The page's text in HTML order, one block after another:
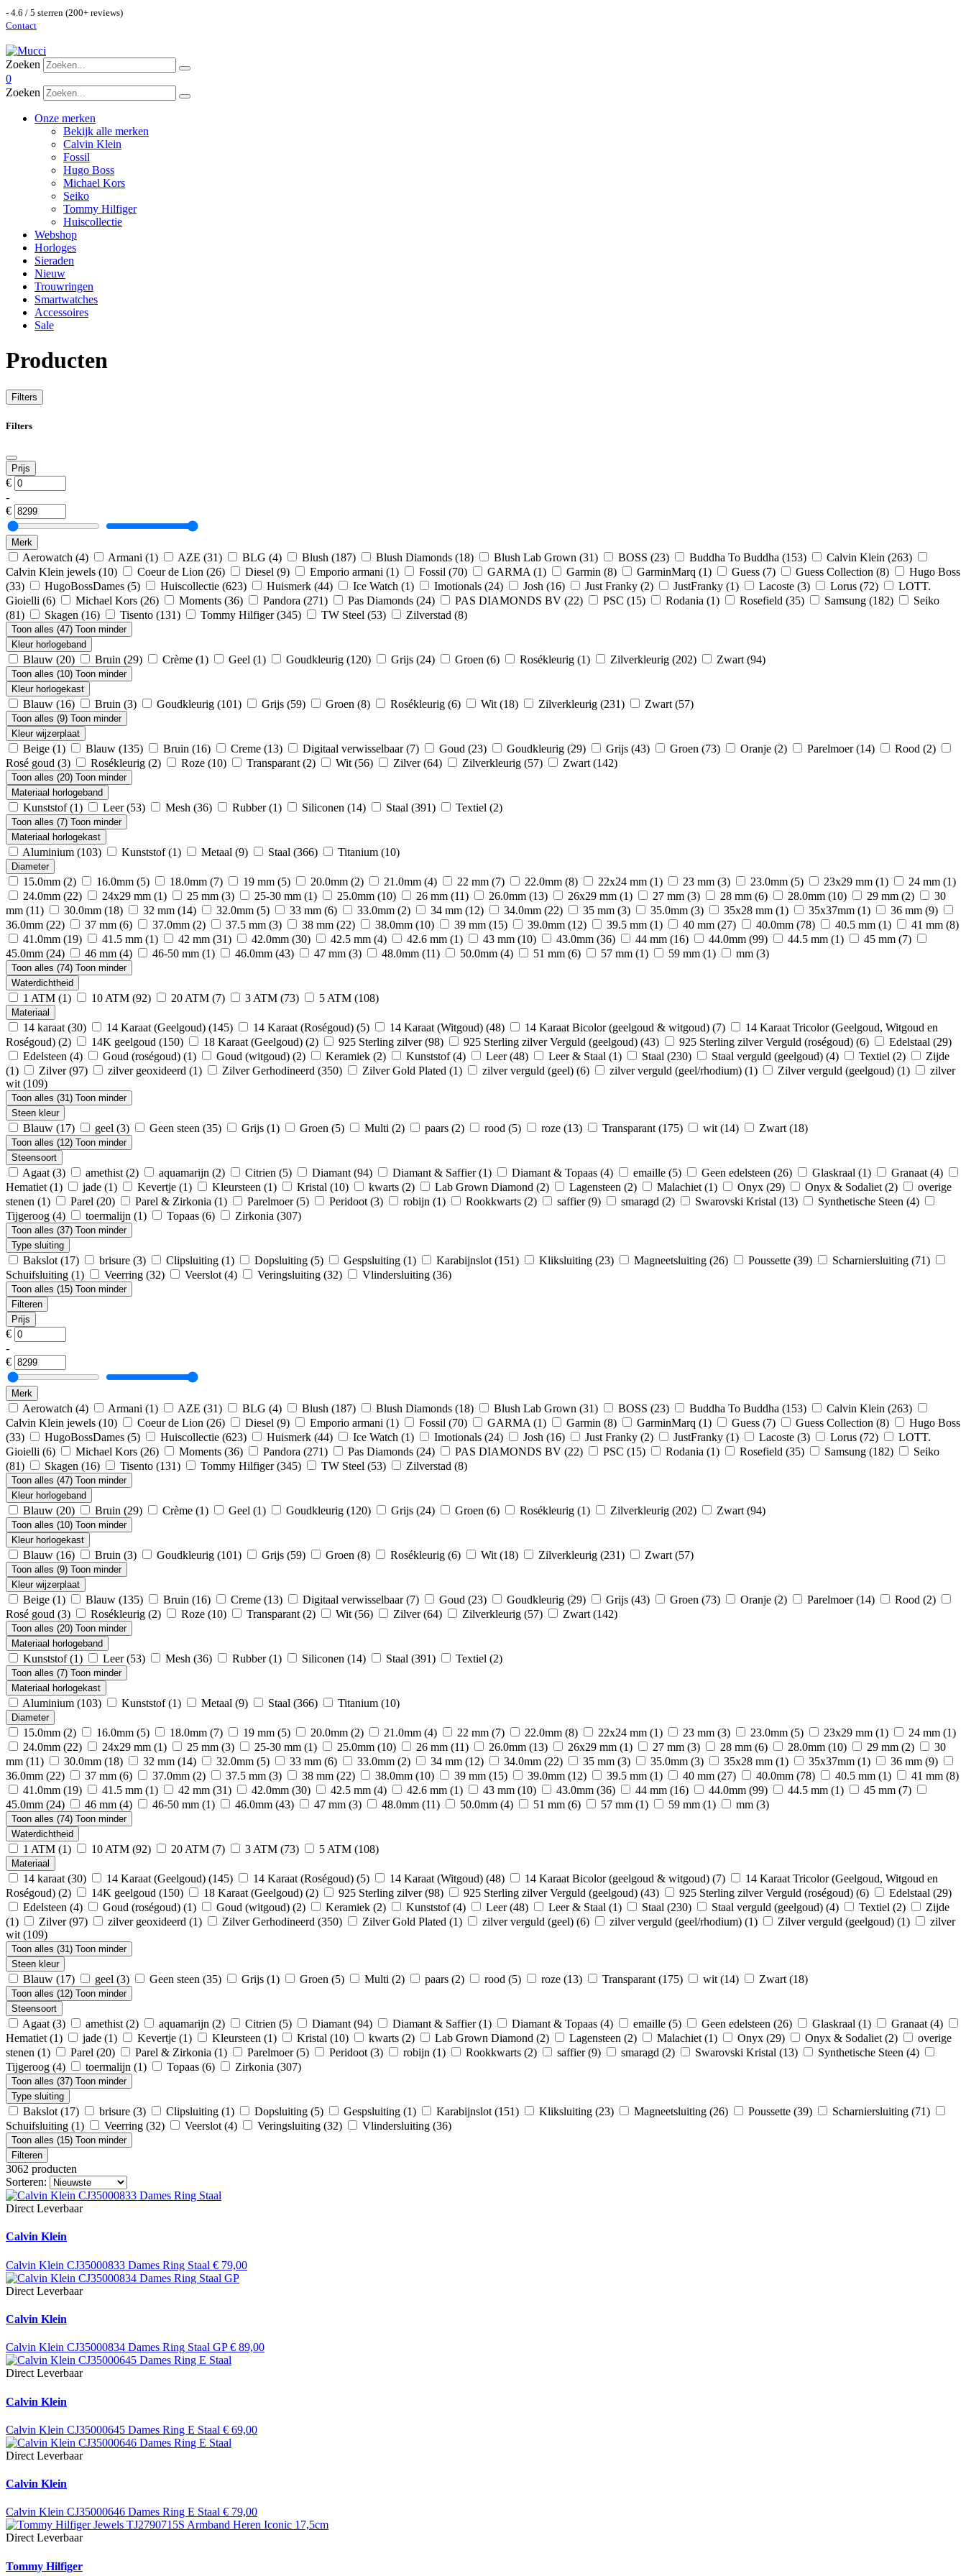
- 4.6 / 5 sterren (200+ reviews)
Contact
Zoeken
0
Zoeken
Onze merken
Bekijk alle merken
Calvin Klein
Fossil
Hugo Boss
Michael Kors
Seiko
Tommy Hilfiger
Huiscollectie
Webshop
Horloges
Sieraden
Nieuw
Trouwringen
Smartwatches
Accessoires
Sale
Producten
Filters
Filters
Prijs
€
-
€
Merk
Aerowatch (4) Armani (1) AZE (31) BLG (4) Blush (187) Blush Diamonds (18) Blush Lab Grown (31) BOSS (23) Buddha To Buddha (153) Calvin Klein (263)
Calvin Klein jewels (10) Coeur de Lion (26) Diesel (9) Emporio armani (1) Fossil (70) GARMA (1) Garmin (8) GarminMarq (1) Guess (7) Guess Collection (8)
Hugo Boss
(33)
HugoBossDames (5) Huiscollectie (623) Huismerk (44) Ice Watch (1) Imotionals (24) Josh (16) Just Franky (2) JustFranky (1) Lacoste (3) Lorus (72)
LOTT.
Gioielli (6) Michael Kors (26) Moments (36) Pandora (271) Pas Diamonds (24) PAS DIAMONDS BV (22) PSC (15) Rodania (1) Rosefield (35) Samsung (182)
Seiko
(81)
Skagen (16) Tisento (131) Tommy Hilfiger(345) TW Steel (53) Zilverstad (8)
Toon alles (47) Toon minder
Kleur horlogeband
Blauw (20) Bruin (29) Crème (1) Geel (1) Goudkleurig (120) Grijs (24) Groen (6) Rosékleurig (1) Zilverkleurig (202) Zwart (94)
Toon alles (10) Toon minder
Kleur horlogekast
Blauw (16) Bruin (3) Goudkleurig (101) Grijs (59) Groen (8) Rosékleurig (6) Wit (18) Zilverkleurig (231) Zwart (57)
Toon alles (9) Toon minder
Kleur wijzerplaat
Beige (1) Blauw (135) Bruin (16) Creme (13) Digitaal verwisselbaar(7) Goud (23) Goudkleurig (29) Grijs (43) Groen (73) Oranje (2) Parelmoer(14) Rood (2)
Rosé goud (3) Rosékleurig (2) Roze (10) Transparant (2) Wit (56) Zilver(64) Zilverkleurig (57) Zwart (142)
Toon alles (20) Toon minder
Materiaal horlogeband
Kunststof(1) Leer(53) Mesh (36) Rubber(1) Siliconen (14) Staal (391) Textiel (2)
Toon alles (7) Toon minder
Materiaal horlogekast
Aluminium (103) Kunststof(1) Metaal (9) Staal (366) Titanium (10)
Diameter
15.0mm (2) 16.0mm (5) 18.0mm (7) 19 mm (5) 20.0mm (2) 21.0mm (4) 22 mm (7) 22.0mm (8) 22x24 mm (1) 23 mm (3) 23.0mm (5) 23x29 mm (1) 24 mm (1)
24.0mm (22) 24x29 mm (1) 25 mm (3) 25-30 mm (1) 25.0mm (10) 26 mm (11) 26.0mm (13) 26x29 mm (1) 27 mm (3) 28 mm (6) 28.0mm (10) 29 mm (2)
30
mm (11) 30.0mm (18) 32 mm (14) 32.0mm (5) 33 mm (6) 33.0mm (2) 34 mm (12) 34.0mm (22) 35 mm (3) 35.0mm (3) 35x28 mm (1) 35x37mm (1) 36 mm (9)
36.0mm (22) 37 mm (6) 37.0mm (2) 37.5 mm (3) 38 mm (22) 38.0mm (10) 39 mm (15) 39.0mm (12) 39.5 mm (1) 40 mm (27) 40.0mm (78) 40.5 mm (1) 41 mm (8)
41.0mm (19) 41.5 mm (1) 42 mm (31) 42.0mm (30) 42.5 mm (4) 42.6 mm (1) 43 mm (10) 43.0mm (36) 44 mm (16) 44.0mm (99) 44.5 mm (1) 45 mm (7)
45.0mm (24) 46 mm (4) 46-50 mm (1) 46.0mm (43) 47 mm (3) 48.0mm (11) 50.0mm (4) 51 mm (6) 57 mm (1) 59 mm (1) mm (3)
Toon alles (74) Toon minder
Waterdichtheid
1 ATM (1) 10 ATM (92) 20 ATM (7) 3 ATM (73) 5 ATM (108)
Materiaal
14 karaat (30) 14 Karaat (Geelgoud) (145) 14 Karaat (Roségoud) (5) 14 Karaat (Witgoud) (48) 14 Karaat Bicolor (geelgoud & witgoud) (7)
14 Karaat Tricolor (Geelgoud, Witgoud en
Roségoud) (2) 14K geelgoud (150) 18 Karaat (Geelgoud) (2) 925 Sterling zilver(98) 925 Sterling zilver Verguld (geelgoud) (43) 925 Sterling zilver Verguld (roségoud) (6) Edelstaal (29)
Edelsteen (4) Goud (roségoud) (1) Goud (witgoud) (2) Keramiek (2) Kunststof(4) Leer(48) Leer & Staal (1) Staal (230) Staal verguld (geelgoud) (4) Textiel (2)
Zijde
(1)
Zilver(97) zilver geoxideerd (1) Zilver Gerhodineerd (350) Zilver Gold Plated (1) zilver verguld (geel) (6) zilver verguld (geel/rhodium) (1) Zilver verguld (geelgoud) (1)
zilver
wit (109)
Toon alles (31) Toon minder
Steen kleur
Blauw (17) geel (3) Geen steen (35) Grijs (1) Groen (5) Multi (2) paars (2) rood (5) roze (13) Transparant (175) wit (14) Zwart (18)
Toon alles (12) Toon minder
Steensoort
Agaat (3) amethist (2) aquamarijn (2) Citrien (5) Diamant (94) Diamant & Saffier(1) Diamant & Topaas (4) emaille (5) Geen edelsteen (26) Glaskraal (1) Granaat (4)
Hematiet (1) jade (1) Kevertje (1) Kleursteen (1) Kristal (10) kwarts (2) Lab Grown Diamond (2) Lagensteen (2) Malachiet (1) Onyx (29) Onyx & Sodaliet (2)
overige
stenen (1) Parel (20) Parel & Zirkonia (1) Parelmoer(5) Peridoot (3) robijn (1) Rookkwarts (2) saffier(9) smaragd (2) Swarovski Kristal (13) Synthetische Steen (4)
Tijgeroog (4) toermalijn (1) Topaas (6) Zirkonia (307)
Toon alles (37) Toon minder
Type sluiting
Bakslot (17) brisure (3) Clipsluiting (1) Dopsluiting (5) Gespsluiting (1) Karabijnslot (151) Kliksluiting (23) Magneetsluiting (26) Poussette (39) Scharniersluiting (71)
Schuifsluiting (1) Veerring (32) Veerslot (4) Veringsluiting (32) Vlindersluiting (36)
Toon alles (15) Toon minder
Filteren
Prijs
€
-
€
Merk
Aerowatch (4) Armani (1) AZE (31) BLG (4) Blush (187) Blush Diamonds (18) Blush Lab Grown (31) BOSS (23) Buddha To Buddha (153) Calvin Klein (263)
Calvin Klein jewels (10) Coeur de Lion (26) Diesel (9) Emporio armani (1) Fossil (70) GARMA (1) Garmin (8) GarminMarq (1) Guess (7) Guess Collection (8)
Hugo Boss
(33)
HugoBossDames (5) Huiscollectie (623) Huismerk (44) Ice Watch (1) Imotionals (24) Josh (16) Just Franky (2) JustFranky (1) Lacoste (3) Lorus (72)
LOTT.
Gioielli (6) Michael Kors (26) Moments (36) Pandora (271) Pas Diamonds (24) PAS DIAMONDS BV (22) PSC (15) Rodania (1) Rosefield (35) Samsung (182)
Seiko
(81)
Skagen (16) Tisento (131) Tommy Hilfiger(345) TW Steel (53) Zilverstad (8)
Toon alles (47) Toon minder
Kleur horlogeband
Blauw (20) Bruin (29) Crème (1) Geel (1) Goudkleurig (120) Grijs (24) Groen (6) Rosékleurig (1) Zilverkleurig (202) Zwart (94)
Toon alles (10) Toon minder
Kleur horlogekast
Blauw (16) Bruin (3) Goudkleurig (101) Grijs (59) Groen (8) Rosékleurig (6) Wit (18) Zilverkleurig (231) Zwart (57)
Toon alles (9) Toon minder
Kleur wijzerplaat
Beige (1) Blauw (135) Bruin (16) Creme (13) Digitaal verwisselbaar(7) Goud (23) Goudkleurig (29) Grijs (43) Groen (73) Oranje (2) Parelmoer(14) Rood (2)
Rosé goud (3) Rosékleurig (2) Roze (10) Transparant (2) Wit (56) Zilver(64) Zilverkleurig (57) Zwart (142)
Toon alles (20) Toon minder
Materiaal horlogeband
Kunststof(1) Leer(53) Mesh (36) Rubber(1) Siliconen (14) Staal (391) Textiel (2)
Toon alles (7) Toon minder
Materiaal horlogekast
Aluminium (103) Kunststof(1) Metaal (9) Staal (366) Titanium (10)
Diameter
15.0mm (2) 16.0mm (5) 18.0mm (7) 19 mm (5) 20.0mm (2) 21.0mm (4) 22 mm (7) 22.0mm (8) 22x24 mm (1) 23 mm (3) 23.0mm (5) 23x29 mm (1) 24 mm (1)
24.0mm (22) 24x29 mm (1) 25 mm (3) 25-30 mm (1) 25.0mm (10) 26 mm (11) 26.0mm (13) 26x29 mm (1) 27 mm (3) 28 mm (6) 28.0mm (10) 29 mm (2)
30
mm (11) 30.0mm (18) 32 mm (14) 32.0mm (5) 33 mm (6) 33.0mm (2) 34 mm (12) 34.0mm (22) 35 mm (3) 35.0mm (3) 35x28 mm (1) 35x37mm (1) 36 mm (9)
36.0mm (22) 37 mm (6) 37.0mm (2) 37.5 mm (3) 38 mm (22) 38.0mm (10) 39 mm (15) 39.0mm (12) 39.5 mm (1) 40 mm (27) 40.0mm (78) 40.5 mm (1) 41 mm (8)
41.0mm (19) 41.5 mm (1) 42 mm (31) 42.0mm (30) 42.5 mm (4) 42.6 mm (1) 43 mm (10) 43.0mm (36) 44 mm (16) 44.0mm (99) 44.5 mm (1) 45 mm (7)
45.0mm (24) 46 mm (4) 46-50 mm (1) 46.0mm (43) 47 mm (3) 48.0mm (11) 50.0mm (4) 51 mm (6) 57 mm (1) 59 mm (1) mm (3)
Toon alles (74) Toon minder
Waterdichtheid
1 ATM (1) 10 ATM (92) 20 ATM (7) 3 ATM (73) 5 ATM (108)
Materiaal
14 karaat (30) 14 Karaat (Geelgoud) (145) 14 Karaat (Roségoud) (5) 14 Karaat (Witgoud) (48) 14 Karaat Bicolor (geelgoud & witgoud) (7)
14 Karaat Tricolor (Geelgoud, Witgoud en
Roségoud) (2) 14K geelgoud (150) 18 Karaat (Geelgoud) (2) 925 Sterling zilver(98) 925 Sterling zilver Verguld (geelgoud) (43) 925 Sterling zilver Verguld (roségoud) (6) Edelstaal (29)
Edelsteen (4) Goud (roségoud) (1) Goud (witgoud) (2) Keramiek (2) Kunststof(4) Leer(48) Leer & Staal (1) Staal (230) Staal verguld (geelgoud) (4) Textiel (2)
Zijde
(1)
Zilver(97) zilver geoxideerd (1) Zilver Gerhodineerd (350) Zilver Gold Plated (1) zilver verguld (geel) (6) zilver verguld (geel/rhodium) (1) Zilver verguld (geelgoud) (1)
zilver
wit (109)
Toon alles (31) Toon minder
Steen kleur
Blauw (17) geel (3) Geen steen (35) Grijs (1) Groen (5) Multi (2) paars (2) rood (5) roze (13) Transparant (175) wit (14) Zwart (18)
Toon alles (12) Toon minder
Steensoort
Agaat (3) amethist (2) aquamarijn (2) Citrien (5) Diamant (94) Diamant & Saffier(1) Diamant & Topaas (4) emaille (5) Geen edelsteen (26) Glaskraal (1) Granaat (4)
Hematiet (1) jade (1) Kevertje (1) Kleursteen (1) Kristal (10) kwarts (2) Lab Grown Diamond (2) Lagensteen (2) Malachiet (1) Onyx (29) Onyx & Sodaliet (2)
overige
stenen (1) Parel (20) Parel & Zirkonia (1) Parelmoer(5) Peridoot (3) robijn (1) Rookkwarts (2) saffier(9) smaragd (2) Swarovski Kristal (13) Synthetische Steen (4)
Tijgeroog (4) toermalijn (1) Topaas (6) Zirkonia (307)
Toon alles (37) Toon minder
Type sluiting
Bakslot (17) brisure (3) Clipsluiting (1) Dopsluiting (5) Gespsluiting (1) Karabijnslot (151) Kliksluiting (23) Magneetsluiting (26) Poussette (39) Scharniersluiting (71)
Schuifsluiting (1) Veerring (32) Veerslot (4) Veringsluiting (32) Vlindersluiting (36)
Toon alles (15) Toon minder
Filteren
3062 producten
Sorteren:
Direct Leverbaar
Calvin Klein
Calvin Klein CJ35000833 Dames Ring Staal € 79,00
Direct Leverbaar
Calvin Klein
Calvin Klein CJ35000834 Dames Ring Staal GP€ 89,00
Direct Leverbaar
Calvin Klein
Calvin Klein CJ35000645 Dames Ring E Staal € 69,00
Direct Leverbaar
Calvin Klein
Calvin Klein CJ35000646 Dames Ring E Staal € 79,00
Direct Leverbaar
Tommy Hilfiger